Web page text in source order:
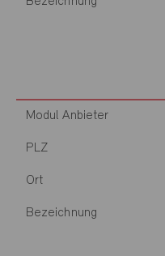
Modul Anbieter
PLZ
Ort
Bezeichnung